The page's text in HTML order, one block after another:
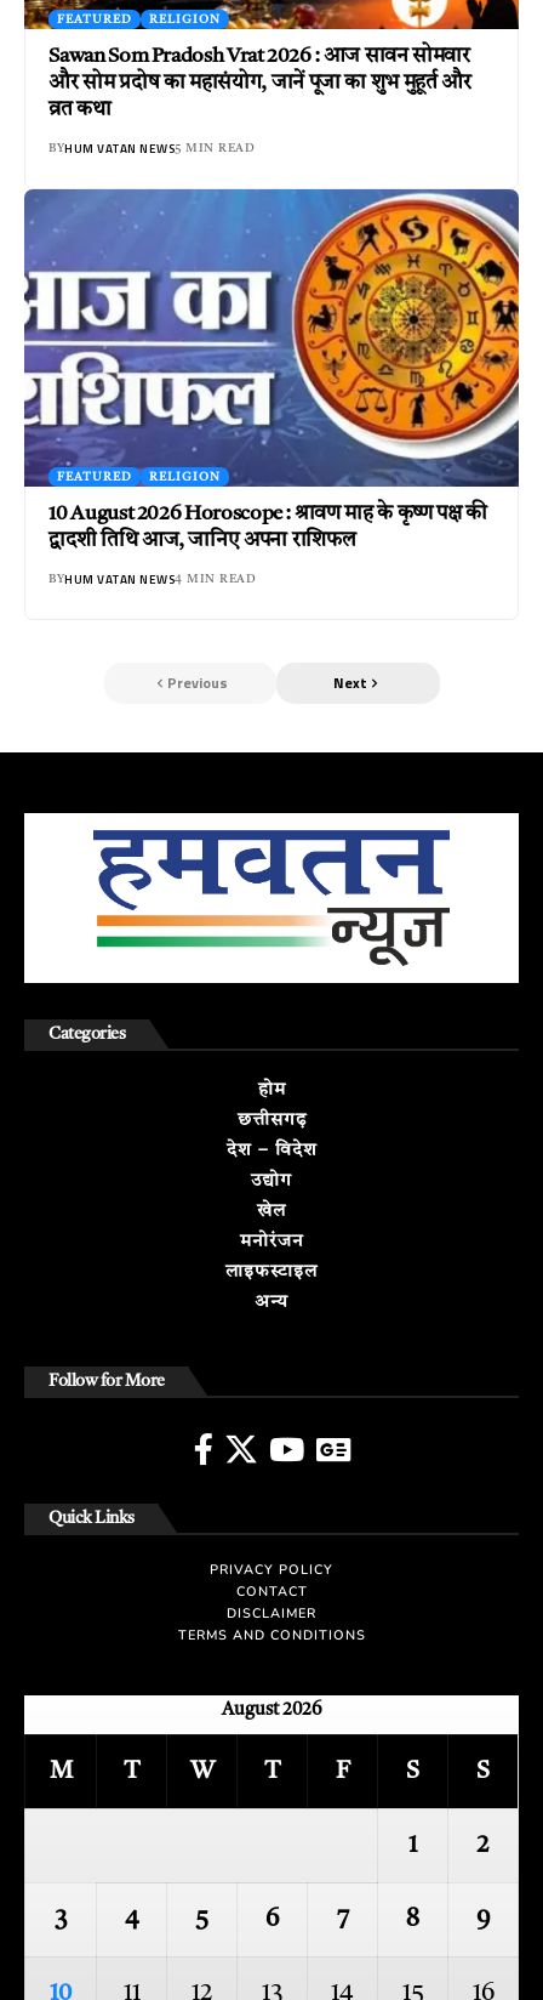
FEATURED RELIGION
Sawan Som Pradosh Vrat 2026 : आज सावन सोमवार
और सोम प्रदोष का महासंयोग, जानें पूजा का शुभ मुहूर्त और
व्रत कथा
BYHUM VATAN NEWS5 MIN READ
FEATURED RELIGION
10 August 2026 Horoscope : श्रावण माह के कृष्ण पक्ष की
द्वादशी तिथि आज, जानिए अपना राशिफल
BYHUM VATAN NEWS4 MIN READ
Previous Next
Categories
होम
छत्तीसगढ़
देश – विदेश
उद्योग
खेल
मनोरंजन
लाइफस्टाइल
अन्य
Follow for More
Quick Links
PRIVACY POLICY
CONTACT
DISCLAIMER
TERMS AND CONDITIONS
August 2026
M T W T F S S
1 2
3 4 5 6 7 8 9
10 11 12 13 14 15 16